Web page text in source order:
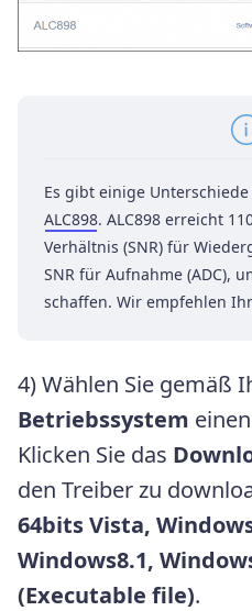
Es gibt einige
ALC898. ALC898 erreicht
Verhältnis (SNR) für
SNR für Aufnahme (ADC),
schaffen. Wir empfehlen
4) Wählen Sie gemäß
Betriebssystem
Klicken Sie das
den Treiber zu
64bits Vista,
Windows8.1,
(Executable file).